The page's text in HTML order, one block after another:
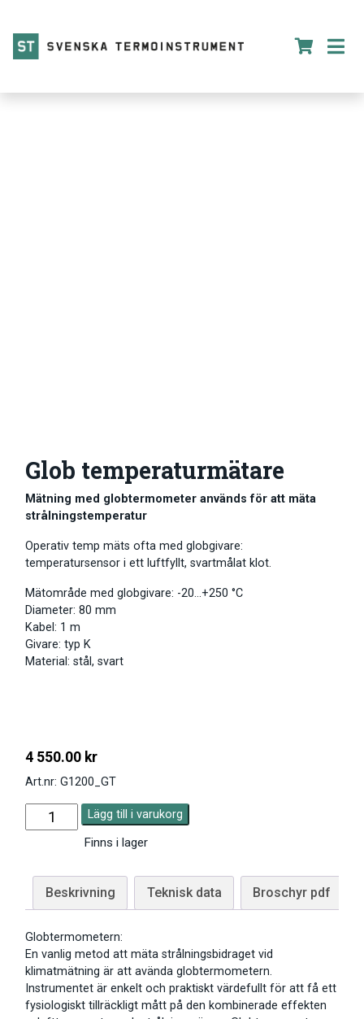
Glob temperaturmätare
Mätning med globtermometer används för att mäta
strålningstemperatur
Operativ temp mäts ofta med globgivare:
temperatursensor i ett luftfyllt, svartmålat klot.
Mätområde med globgivare: -20…+250 °C
Diameter: 80 mm
Kabel: 1 m
Givare: typ K
Material: stål, svart
4 550.00 kr
Art.nr: G1200_GT
Lägg till i varukorg
Finns i lager
Beskrivning Teknisk data Broschyr pdf
Globtermometern:
En vanlig metod att mäta strålningsbidraget vid
klimatmätning är att avända globtermometern.
Instrumentet är enkelt och praktiskt värdefullt för att få ett
fysiologiskt tillräckligt mått på den kombinerade effekten